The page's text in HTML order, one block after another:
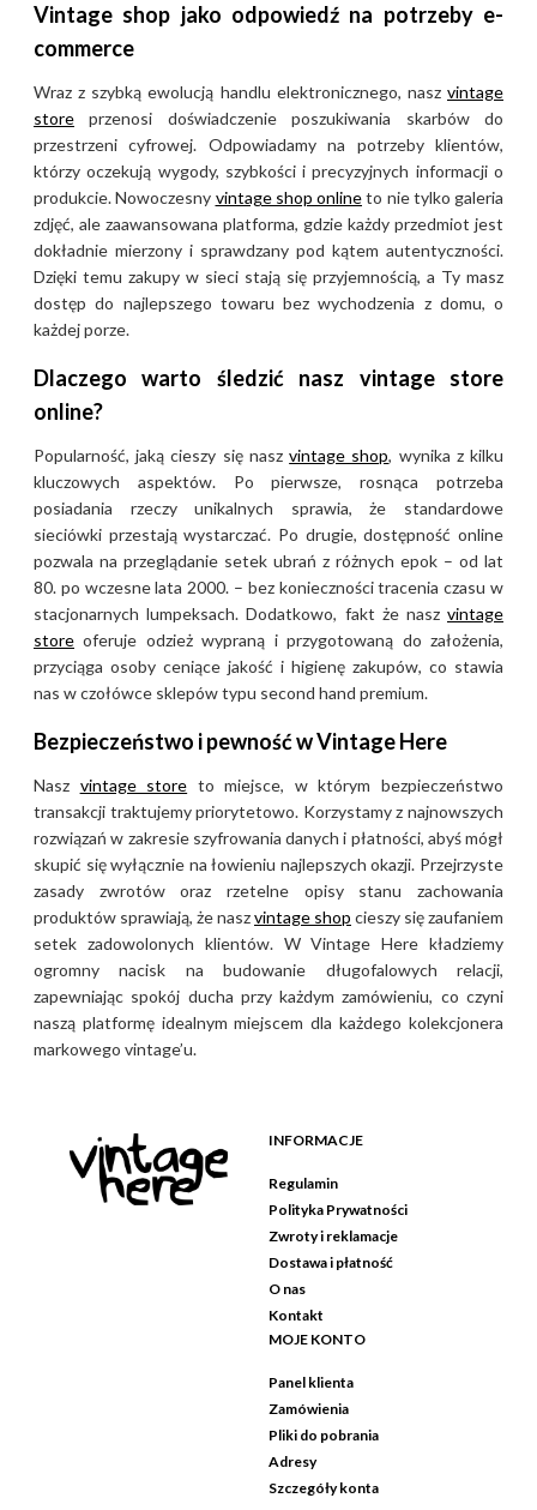
Vintage shop jako odpowiedź na potrzeby e-
commerce
Wraz z szybką ewolucją handlu elektronicznego, nasz vintage
store przenosi doświadczenie poszukiwania skarbów do
przestrzeni cyfrowej. Odpowiadamy na potrzeby klientów,
którzy oczekują wygody, szybkości i precyzyjnych informacji o
produkcie. Nowoczesny vintage shop onlineto nie tylko galeria
zdjęć, ale zaawansowana platforma, gdzie każdy przedmiot jest
dokładnie mierzony i sprawdzany pod kątem autentyczności.
Dzięki temu zakupy w sieci stają się przyjemnością, a Ty masz
dostęp do najlepszego towaru bez wychodzenia z domu, o
każdej porze.
Dlaczego warto śledzić nasz vintage store
online?
Popularność, jaką cieszy się naszvintage shop, wynika z kilku
kluczowych aspektów. Po pierwsze, rosnąca potrzeba
posiadania rzeczy unikalnych sprawia, że standardowe
sieciówki przestają wystarczać. Po drugie, dostępność online
pozwala na przeglądanie setek ubrań z różnych epok – od lat
80. po wczesne lata 2000. – bez konieczności tracenia czasu w
stacjonarnych lumpeksach. Dodatkowo, fakt że nasz vintage
store oferuje odzież wypraną i przygotowaną do założenia,
przyciąga osoby ceniące jakość i higienę zakupów, co stawia
nas w czołówce sklepów typu second hand premium.
Bezpieczeństwo i pewność w Vintage Here
Nasz vintage store to miejsce, w którym bezpieczeństwo
transakcji traktujemy priorytetowo. Korzystamy z najnowszych
rozwiązań w zakresie szyfrowania danych i płatności, abyś mógł
skupić się wyłącznie na łowieniu najlepszych okazji. Przejrzyste
zasady zwrotów oraz rzetelne opisy stanu zachowania
produktów sprawiają, że naszvintage shop cieszy się zaufaniem
setek zadowolonych klientów. W Vintage Here kładziemy
ogromny nacisk na budowanie długofalowych relacji,
zapewniając spokój ducha przy każdym zamówieniu, co czyni
naszą platformę idealnym miejscem dla każdego kolekcjonera
markowego vintage’u.
INFORMACJE
Regulamin
Polityka Prywatności
Zwroty i reklamacje
Dostawa i płatność
O nas
Kontakt
MOJE KONTO
Panel klienta
Zamówienia
Pliki do pobrania
Adresy
Szczegóły konta